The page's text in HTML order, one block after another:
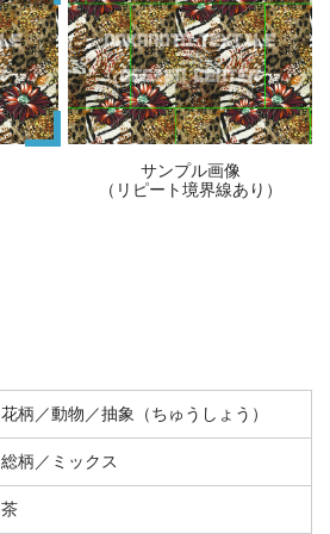
サンプル画像
（リピート境界線あり）
花柄／動物／抽象（ちゅうしょう）
総柄／ミックス
茶